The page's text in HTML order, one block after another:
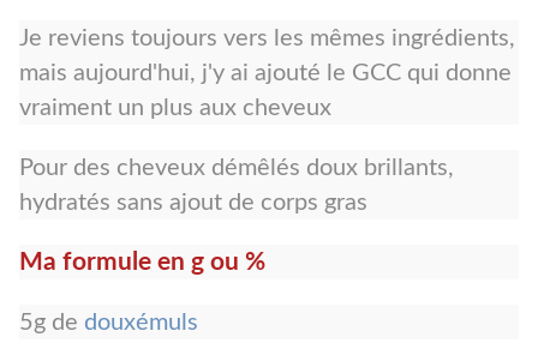
Je reviens toujours vers les mêmes ingrédients,
mais aujourd'hui, j'y ai ajouté le GCC qui donne
vraiment un plus aux cheveux
Pour des cheveux démêlés doux brillants,
hydratés sans ajout de corps gras
Ma formule en g ou %
5g de douxémuls